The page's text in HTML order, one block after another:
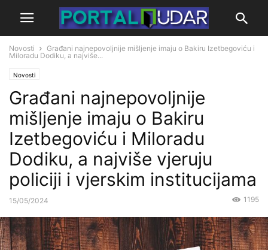
Novosti
Građani najnepovoljnije mišljenje imaju o Bakiru Izetbegoviću i
Miloradu Dodiku, a najviše...
Novosti
Građani najnepovoljnije
mišljenje imaju o Bakiru
Izetbegoviću i Miloradu
Dodiku, a najviše vjeruju
policiji i vjerskim institucijama
15/05/2024 1195